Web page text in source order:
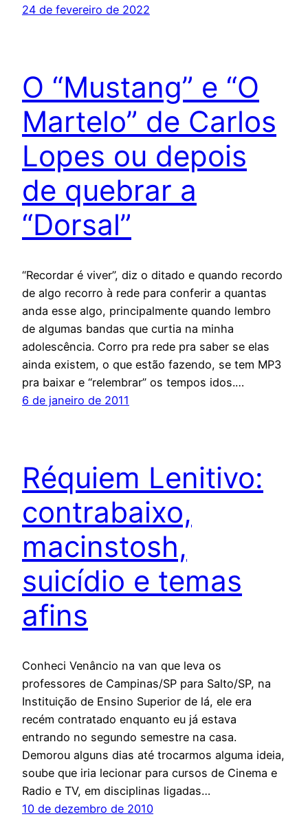
24 de fevereiro de 2022
O “Mustang” e “O
Martelo” de Carlos
Lopes ou depois
de quebrar a
“Dorsal”
“Recordar é viver”, diz o ditado e quando recordo
de algo recorro à rede para conferir a quantas
anda esse algo, principalmente quando lembro
de algumas bandas que curtia na minha
adolescência. Corro pra rede pra saber se elas
ainda existem, o que estão fazendo, se tem MP3
pra baixar e “relembrar” os tempos idos.…
6 de janeiro de 2011
Réquiem Lenitivo:
contrabaixo,
macinstosh,
suicídio e temas
afins
Conheci Venâncio na van que leva os
professores de Campinas/SP para Salto/SP, na
Instituição de Ensino Superior de lá, ele era
recém contratado enquanto eu já estava
entrando no segundo semestre na casa.
Demorou alguns dias até trocarmos alguma ideia,
soube que iria lecionar para cursos de Cinema e
Radio e TV, em disciplinas ligadas…
10 de dezembro de 2010